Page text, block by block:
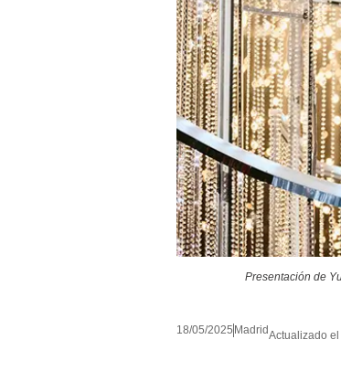
Presentación de
18/05/2025 MadridActualizado